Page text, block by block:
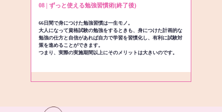
08 | ずっと使える勉強習慣術(終了後)
66日間で身につけた勉強習慣は一生モノ。
大人になって資格試験の勉強をするときも、身につけた計画的な
勉強の仕方と自信があれば自力で学習を習慣化し、有利に試験対
策を進めることができます。
つまり、実際の実施期間以上にそのメリットは大きいのです。